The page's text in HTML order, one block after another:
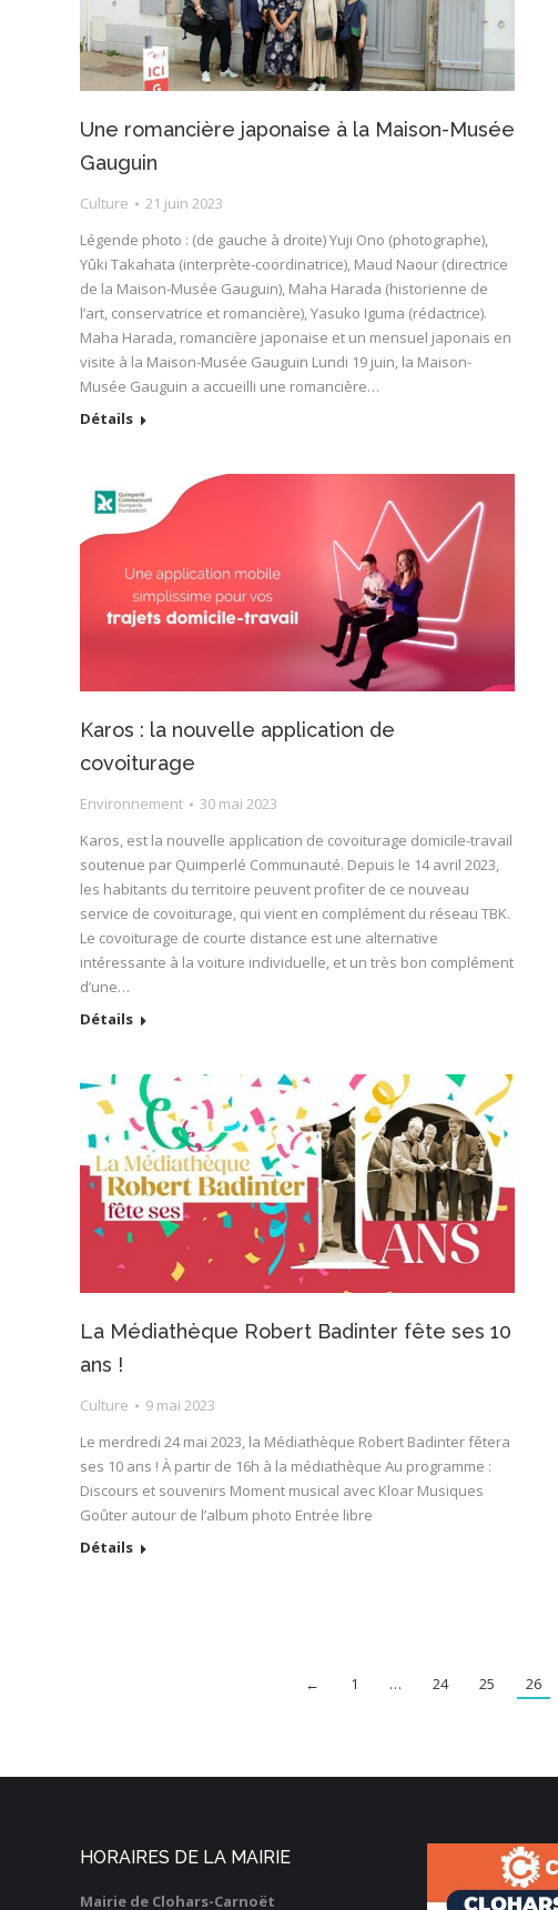
Une romancière japonaise à la Maison-Musée
Gauguin
Culture
21 juin 2023
Légende photo : (de gauche à droite) Yuji Ono (photographe),
Yûki Takahata (interprète-coordinatrice), Maud Naour (directrice
de la Maison-Musée Gauguin), Maha Harada (historienne de
l’art, conservatrice et romancière), Yasuko Iguma (rédactrice).
Maha Harada, romancière japonaise et un mensuel japonais en
visite à la Maison-Musée Gauguin Lundi 19 juin, la Maison-
Musée Gauguin a accueilli une romancière…
Détails
Karos : la nouvelle application de
covoiturage
Environnement
30 mai 2023
Karos, est la nouvelle application de covoiturage domicile-travail
soutenue par Quimperlé Communauté. Depuis le 14 avril 2023,
les habitants du territoire peuvent profiter de ce nouveau
service de covoiturage, qui vient en complément du réseau TBK.
Le covoiturage de courte distance est une alternative
intéressante à la voiture individuelle, et un très bon complément
d’une…
Détails
La Médiathèque Robert Badinter fête ses 10
ans !
Culture
9 mai 2023
Le merdredi 24 mai 2023, la Médiathèque Robert Badinter fêtera
ses 10 ans ! À partir de 16h à la médiathèque Au programme :
Discours et souvenirs Moment musical avec Kloar Musiques
Goûter autour de l’album photo Entrée libre
Détails
← 1 … 24 25 26
HORAIRES DE LA MAIRIE
Mairie de Clohars-Carnoët